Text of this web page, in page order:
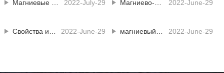
2022-July-29 2022-June-29
2022-June-29 2022-June-29